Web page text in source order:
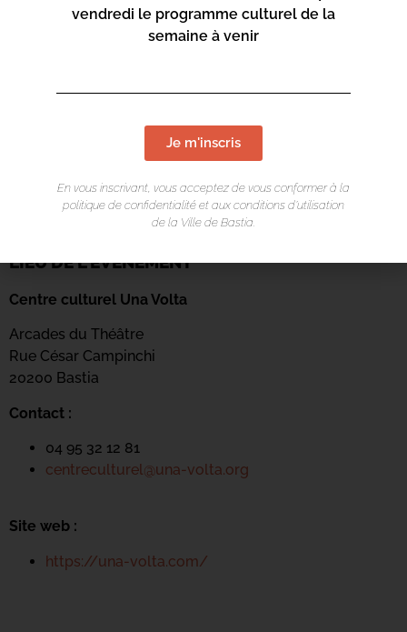
LIEU DE L'ÉVÉNEMENT
Centre culturel Una Volta
Arcades du Théâtre
Rue César Campinchi
20200 Bastia
Contact :
04 95 32 12 81
centreculturel@una-volta.org
Site web :
https://una-volta.com/
vendredi le programme culturel de la
semaine à venir
Je m'inscris
En vous inscrivant, vous acceptez de vous conformer à la
politique de confidentialité et aux conditions d’utilisation
de la Ville de Bastia.